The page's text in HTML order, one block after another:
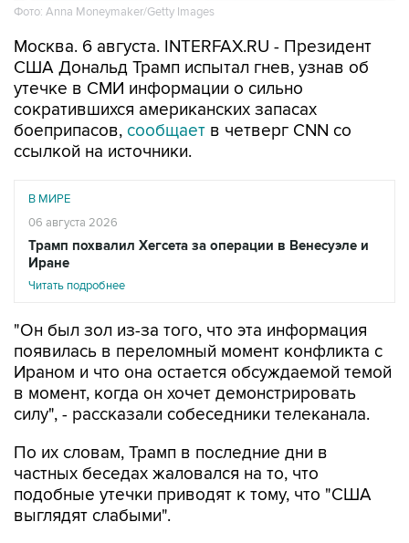
Фото: Anna Moneymaker/Getty Images
Москва. 6 августа. INTERFAX.RU - Президент
США Дональд Трамп испытал гнев, узнав об
утечке в СМИ информации о сильно
сократившихся американских запасах
боеприпасов, сообщает в четверг CNN со
ссылкой на источники.
В МИРЕ
06 августа 2026
Трамп похвалил Хегсета за операции в Венесуэле и
Иране
Читать подробнее
"Он был зол из-за того, что эта информация
появилась в переломный момент конфликта с
Ираном и что она остается обсуждаемой темой
в момент, когда он хочет демонстрировать
силу", - рассказали собеседники телеканала.
По их словам, Трамп в последние дни в
частных беседах жаловался на то, что
подобные утечки приводят к тому, что "США
выглядят слабыми".